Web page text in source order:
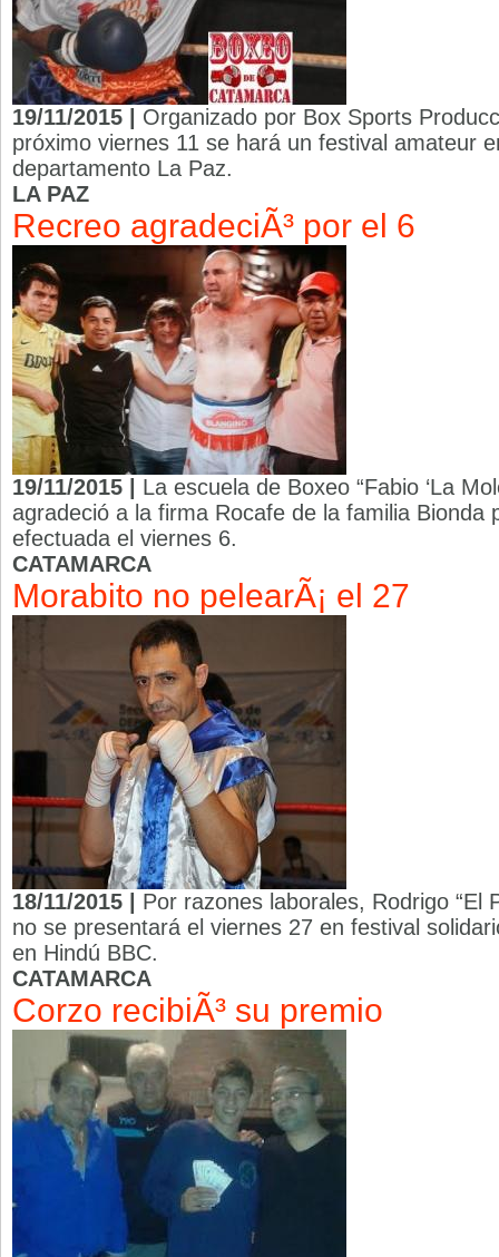
19/11/2015 | Organizado por Box Sports
próximo viernes 11 se hará un festival amateur
departamento La Paz.
LA PAZ
Recreo agradeciÃ³ por el 6
19/11/2015 | La escuela de Boxeo “Fabio ‘La
agradeció a la firma Rocafe de la familia Bionda
efectuada el viernes 6.
CATAMARCA
Morabito no pelearÃ¡ el 27
18/11/2015 | Por razones laborales, Rodrigo “El
no se presentará el viernes 27 en festival
en Hindú BBC.
CATAMARCA
Corzo recibiÃ³ su premio